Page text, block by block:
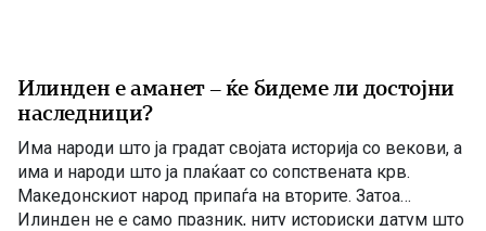
Илинден е аманет – ќе бидеме ли достојни
наследници?
Има народи што ја градат својата историја со векови, а
има и народи што ја плаќаат со сопствената крв.
Македонскиот народ припаѓа на вторите. Затоа
Илинден не е само празник, ниту историски датум што